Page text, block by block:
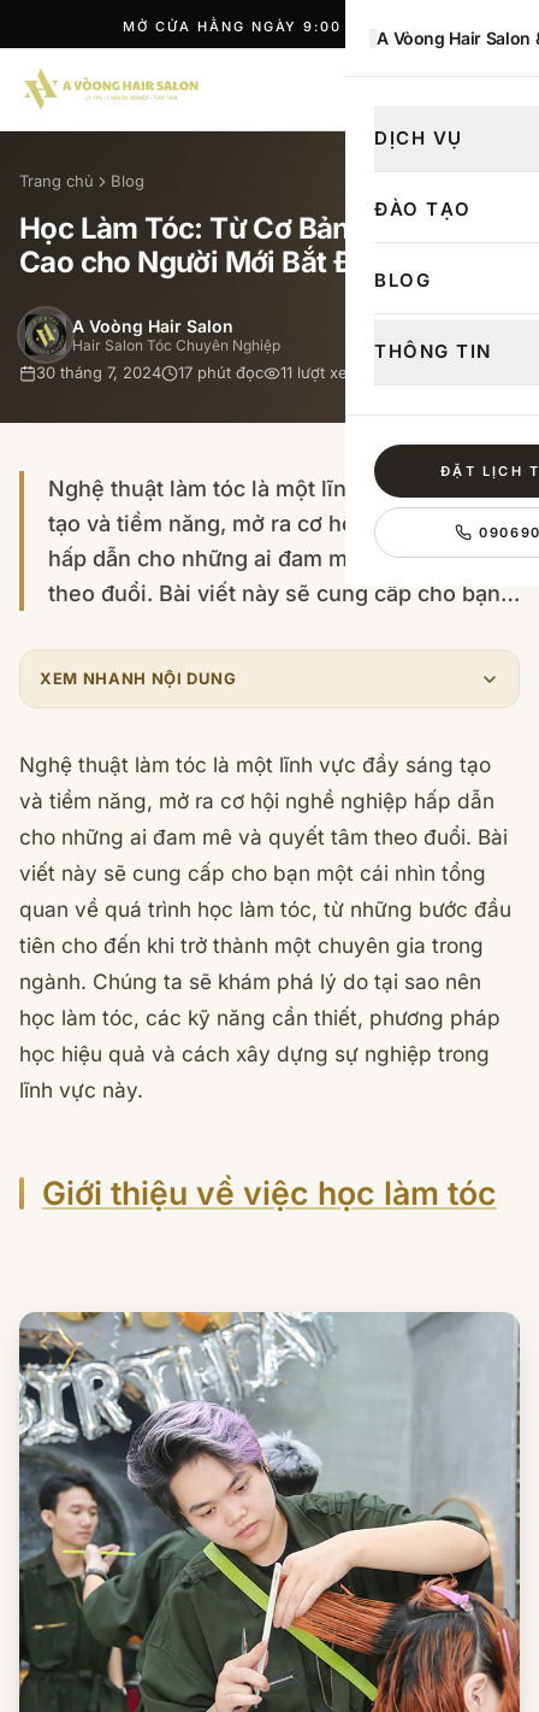
A Vòong Hair Salon
DỊCH VỤ
ĐÀO TẠO
BLOG
THÔNG TIN
ĐẶT LỊCH
Trang chủ Blog
Học Làm Tóc: Từ Cơ Bản Đến Nâng
Cao cho Người Mới Bắt Đầu
A Voòng Hair Salon
Hair Salon Tóc Chuyên Nghiệp
30 tháng 7, 2024 17 phút đọc 11 lượt xem
Nghệ thuật làm tóc là một lĩnh vực đầy sáng
tạo và tiềm năng, mở ra cơ hội nghề nghiệp
hấp dẫn cho những ai đam mê và quyết tâm
theo đuổi. Bài viết này sẽ cung cấp cho bạn…
XEM NHANH NỘI DUNG
Nghệ thuật làm tóc là một lĩnh vực đầy sáng tạo
và tiềm năng, mở ra cơ hội nghề nghiệp hấp dẫn
cho những ai đam mê và quyết tâm theo đuổi. Bài
viết này sẽ cung cấp cho bạn một cái nhìn tổng
quan về quá trình học làm tóc, từ những bước đầu
tiên cho đến khi trở thành một chuyên gia trong
ngành. Chúng ta sẽ khám phá lý do tại sao nên
học làm tóc, các kỹ năng cần thiết, phương pháp
học hiệu quả và cách xây dựng sự nghiệp trong
lĩnh vực này.
Giới thiệu về việc học làm tóc